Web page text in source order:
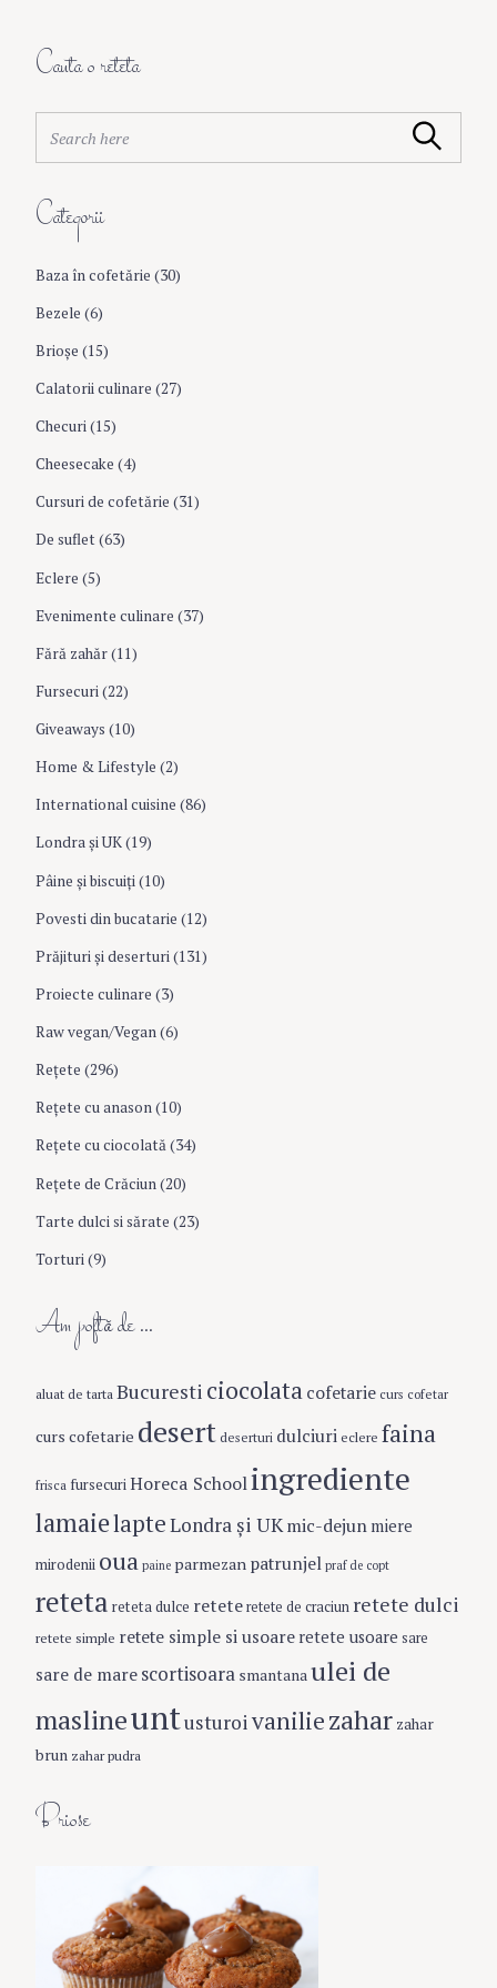
a
v
i
g
a
t
i
o
n
Cauta o reteta
a
c
o
r
Search
Categorii
Baza în cofetărie (30)
Bezele (6)
Brioşe (15)
Calatorii culinare (27)
Checuri(15)
Cheesecake (4)
Cursuri de cofetărie (31)
De suflet(63)
Eclere (5)
Evenimente culinare (37)
Fără zahăr(11)
Fursecuri(22)
Giveaways (10)
Home & Lifestyle (2)
International cuisine (86)
Londra şi UK(19)
Pâine şi biscuiţi (10)
Povesti din bucatarie (12)
Prăjituri şi deserturi(131)
Proiecte culinare (3)
Raw vegan/Vegan(6)
Rețete (296)
Reţete cu anason(10)
Reţete cu ciocolată(34)
Reţete de Crăciun (20)
Tarte dulci si sărate (23)
Torturi(9)
Am poftă de …
aluat de tarta Bucuresti ciocolata cofetarie curs cofetar
curs cofetarie desert deserturi dulciuri eclere faina
frisca fursecuriHoreca Schoolingrediente
lamaielapteLondra şi UKmic-dejun miere
mirodenii oua paine parmezan patrunjel praf de copt
reteta reteta dulce reteteretete de craciun retete dulci
retete simple retete simple si usoare retete usoare sare
sare de mare scortisoara smantanaulei de
maslineuntusturoivaniliezahar zahar
brun zahar pudra
Briose